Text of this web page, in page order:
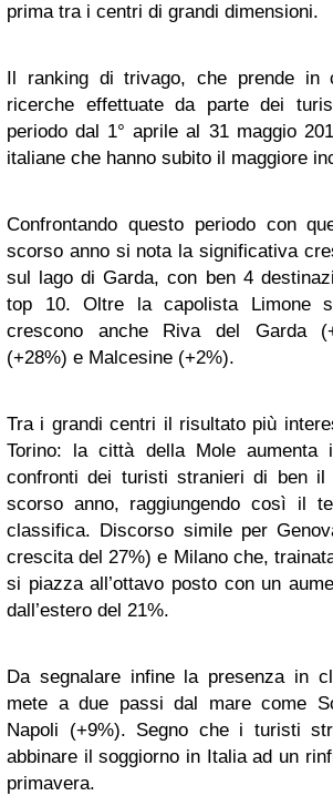
prima tra i centri di grandi dimensioni.
Il ranking di trivago, che prende in
ricerche effettuate da parte dei
periodo dal 1° aprile al 31 maggio
italiane che hanno subito il maggiore
Confrontando questo periodo con
scorso anno si nota la significativa
sul lago di Garda, con ben 4
top 10. Oltre la capolista Limone
crescono anche Riva del Garda
(+28%) e Malcesine (+2%).
Tra i grandi centri il risultato più
Torino: la città della Mole aumenta
confronti dei turisti stranieri di ben il
scorso anno, raggiungendo così il
classifica. Discorso simile per
crescita del 27%) e Milano che,
si piazza all’ottavo posto con un
dall’estero del 21%.
Da segnalare infine la presenza in
mete a due passi dal mare come
Napoli (+9%). Segno che i turisti
abbinare il soggiorno in Italia ad un
primavera.